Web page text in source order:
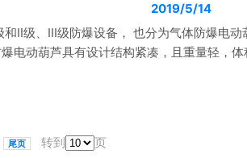
2019/5/14
II级、III级防爆设备， 也分为气体防爆电动
电动葫芦具有设计结构紧凑，且重量轻，
尾页 转到 页